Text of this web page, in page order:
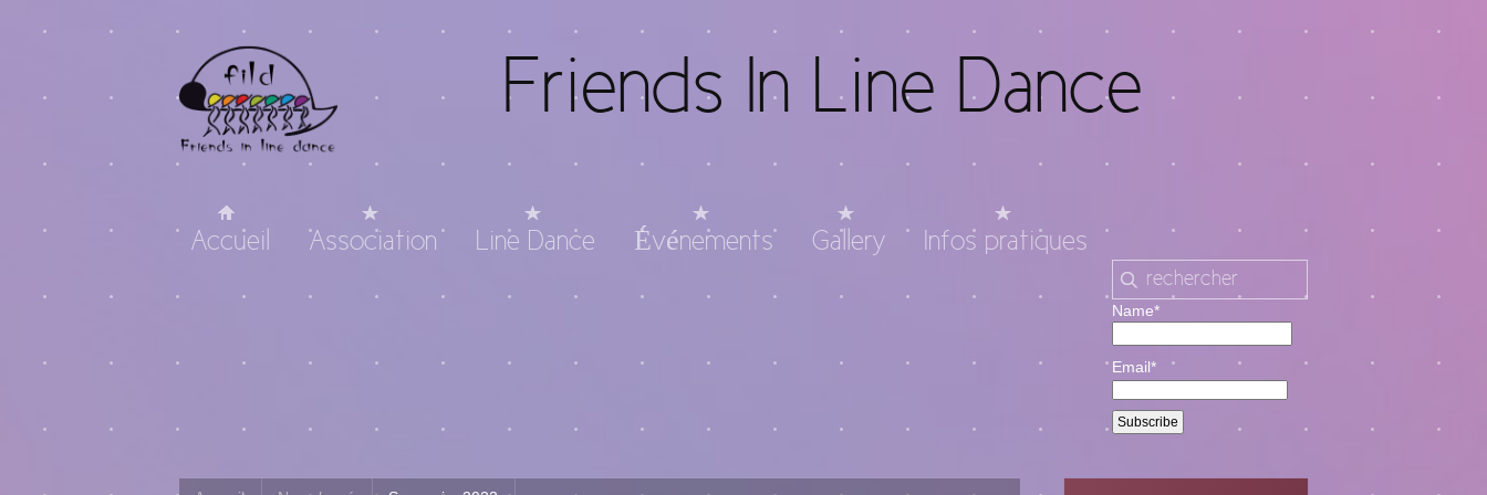
Friends In Line Dance
Accueil Association Line Dance Événements Gallery Infos pratiques
Name*
Email*